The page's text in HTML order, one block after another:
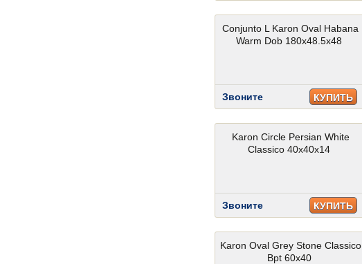
Conjunto L Karon Oval Habana
Warm Dob 180x48.5x48
Звоните КУПИТЬ
Karon Circle Persian White
Classico 40x40x14
Звоните КУПИТЬ
Karon Oval Grey Stone Classico
Bpt 60x40